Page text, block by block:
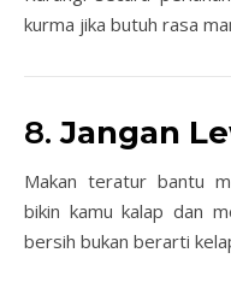
kurma jika butuh rasa
8.Jangan
Makan teratur bantu
bikin kamu kalap dan
bersih bukan berarti